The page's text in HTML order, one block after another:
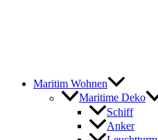
Maritim Wohnen
Maritime Deko
Schiff
Anker